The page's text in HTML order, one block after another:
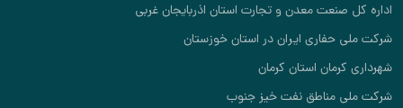
اداره کل صنعت معدن و تجارت استان اذربایجان غربی
شرکت ملی حفاری ایران در استان خوزستان
شهرداری کرمان استان کرمان
شرکت ملی مناطق نفت خیز جنوب